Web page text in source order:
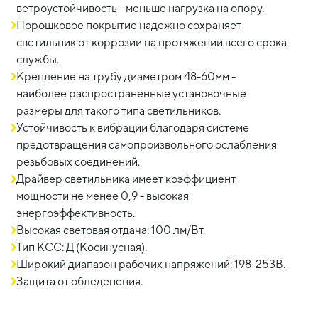
ветроустойчивость - меньше нагрузка на опору.
Порошковое покрытие надежно сохраняет
светильник от коррозии на протяжении всего срока
службы.
Крепление на трубу диаметром 48-60мм -
наиболее распространенные установочные
размеры для такого типа светильников.
Устойчивость к вибрации благодаря системе
предотвращения самопроизвольного ослабления
резьбовых соединений.
Драйвер светильника имеет коэффициент
мощности не менее 0,9 - высокая
энергоэффективность.
Высокая световая отдача: 100 лм/Вт.
Тип КСС: Д (Косинусная).
Широкий диапазон рабочих напряжений: 198-253В.
Защита от обледенения.